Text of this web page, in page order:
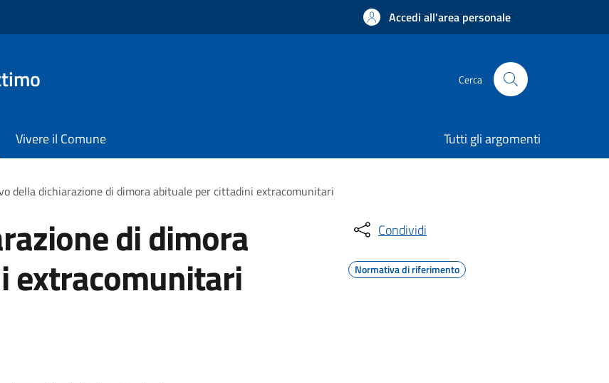
Accedi all'area personale
Cerca
Vivere il Comune Tutti gli argomenti
della dichiarazione di dimora abituale per cittadini extracomunitari
di dimora
extracomunitari
Condividi
Normativa di riferimento